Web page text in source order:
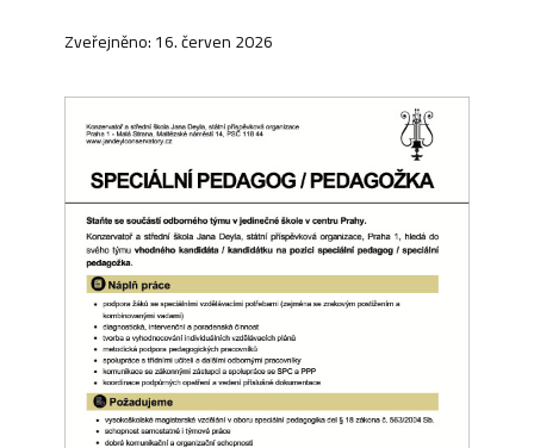
Zveřejněno: 16. červen 2026